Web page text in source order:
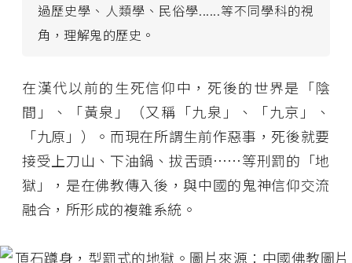
過歷史學、人類學、民俗學......等不同學科的視
角，理解鬼的歷史。
在漢代以前的生死信仰中，死後的世界是「陰
間」、「黃泉」（又稱「九泉」、「九京」、
「九原」）。而現在所謂生前作惡事，死後就要
接受上刀山、下油鍋、拔舌頭……等刑罰的「地
獄」，是在佛教傳入後，與中國的鬼神信仰交流
融合，所形成的複雜系統。